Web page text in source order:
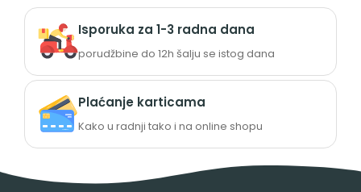
Isporuka za 1-3 radna dana
porudžbine do 12h šalju se istog dana
Plaćanje karticama
Kako u radnji tako i na online shopu